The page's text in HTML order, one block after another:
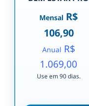
Mensal R$
106,90
Anual R$
1.069,00
Use em 90 dias.